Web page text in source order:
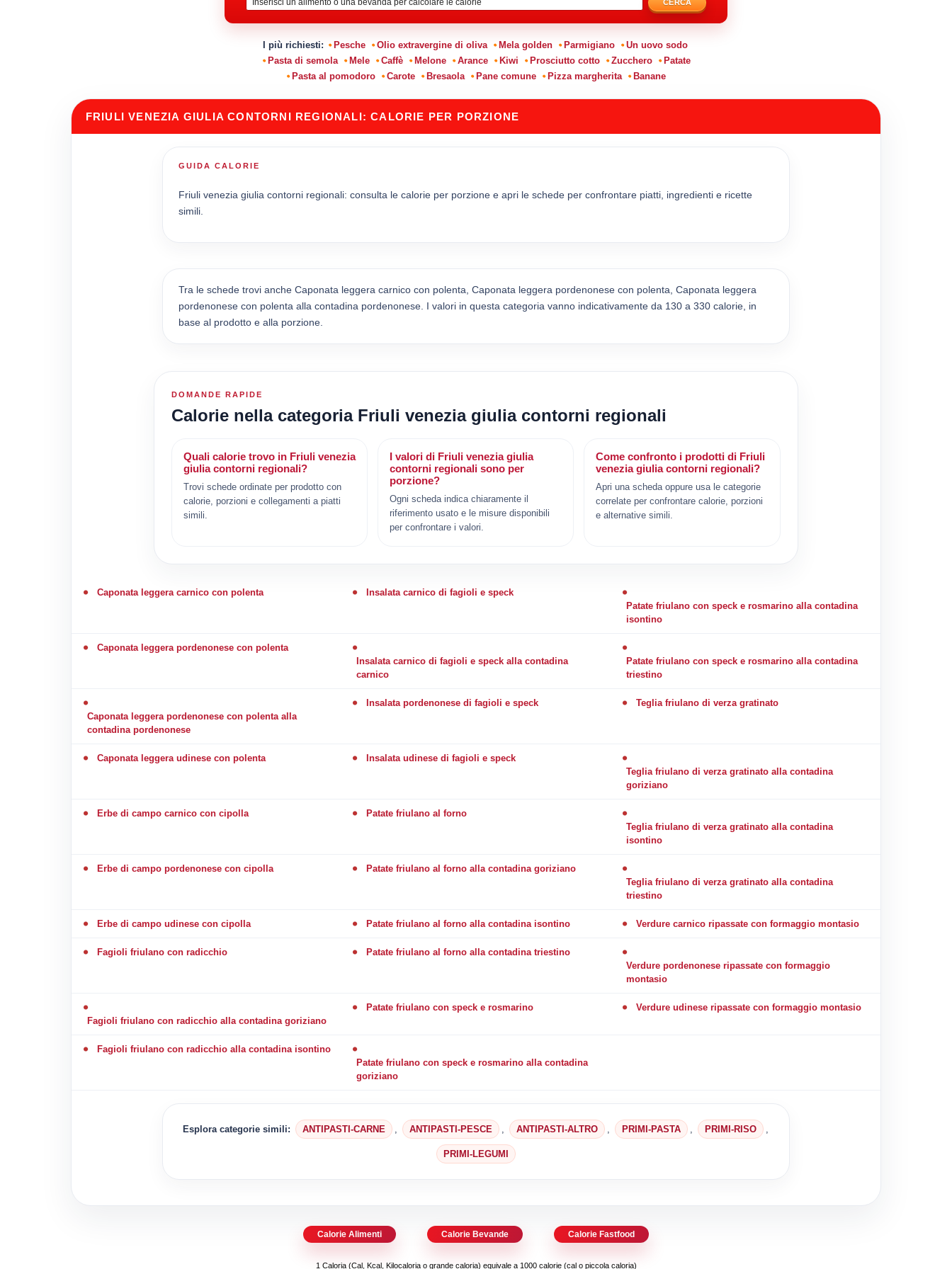
CERCA
I più richiesti: Pesche Olio extravergine di oliva Mela golden Parmigiano
Un uovo sodo
Pasta di semola
Mele Caffè Melone Arance Kiwi Prosciutto cotto Zucchero
Patate
Pasta al pomodoro
Carote Bresaola Pane comune Pizza margherita Banane
FRIULI VENEZIA GIULIA CONTORNI REGIONALI: CALORIE PER PORZIONE
GUIDA CALORIE
Friuli venezia giulia contorni regionali: consulta le calorie per porzione e apri le schede per confrontare piatti, ingredienti e ricette
simili.
Tra le schede trovi anche Caponata leggera carnico con polenta, Caponata leggera pordenonese con polenta, Caponata leggera
pordenonese con polenta alla contadina pordenonese. I valori in questa categoria vanno indicativamente da 130 a 330 calorie, in
base al prodotto e alla porzione.
DOMANDE RAPIDE
Calorie nella categoria Friuli venezia giulia contorni regionali
Quali calorie trovo in Friuli venezia
giulia contorni regionali?
Trovi schede ordinate per prodotto con
calorie, porzioni e collegamenti a piatti
simili.
I valori di Friuli venezia giulia
contorni regionali sono per
porzione?
Ogni scheda indica chiaramente il
riferimento usato e le misure disponibili
per confrontare i valori.
Come confronto i prodotti di Friuli
venezia giulia contorni regionali?
Apri una scheda oppure usa le categorie
correlate per confrontare calorie, porzioni
e alternative simili.
Caponata leggera carnico con polenta
Insalata carnico di fagioli e speck
Patate friulano con speck e rosmarino alla contadina
isontino
Caponata leggera pordenonese con polenta
Insalata carnico di fagioli e speck alla contadina
carnico
Patate friulano con speck e rosmarino alla contadina
triestino
Caponata leggera pordenonese con polenta alla
contadina pordenonese
Insalata pordenonese di fagioli e speck Teglia friulano di verza gratinato
Caponata leggera udinese con polenta
Insalata udinese di fagioli e speck
Teglia friulano di verza gratinato alla contadina
goriziano
Erbe di campo carnico con cipolla
Patate friulano al forno
Teglia friulano di verza gratinato alla contadina
isontino
Erbe di campo pordenonese con cipolla
Patate friulano al forno alla contadina goriziano
Teglia friulano di verza gratinato alla contadina
triestino
Erbe di campo udinese con cipolla Patate friulano al forno alla contadina isontino Verdure carnico ripassate con formaggio montasio
Fagioli friulano con radicchio
Patate friulano al forno alla contadina triestino
Verdure pordenonese ripassate con formaggio
montasio
Fagioli friulano con radicchio alla contadina goriziano
Patate friulano con speck e rosmarino Verdure udinese ripassate con formaggio montasio
Fagioli friulano con radicchio alla contadina isontino
Patate friulano con speck e rosmarino alla contadina
goriziano
Esplora categorie simili: ANTIPASTI-CARNE ANTIPASTI-PESCE ANTIPASTI-ALTRO PRIMI-PASTA PRIMI-RISO
PRIMI-LEGUMI
Calorie Alimenti Calorie Bevande Calorie Fastfood
1 Caloria (Cal, Kcal, Kilocaloria o grande caloria) equivale a 1000 calorie (cal o piccola caloria)